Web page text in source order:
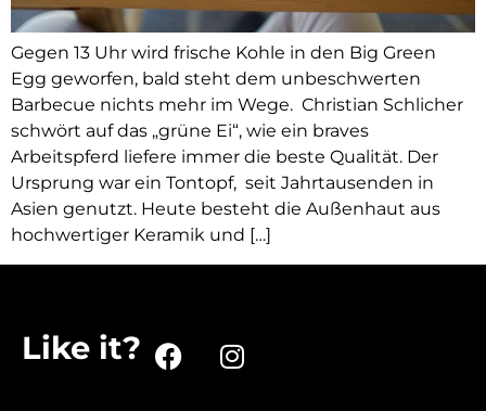
Gegen 13 Uhr wird frische Kohle in den Big Green
Egg geworfen, bald steht dem unbeschwerten
Barbecue nichts mehr im Wege. Christian Schlicher
schwört auf das „grüne Ei“, wie ein braves
Arbeitspferd liefere immer die beste Qualität. Der
Ursprung war ein Tontopf, seit Jahrtausenden in
Asien genutzt. Heute besteht die Außenhaut aus
hochwertiger Keramik und […]
Like it?